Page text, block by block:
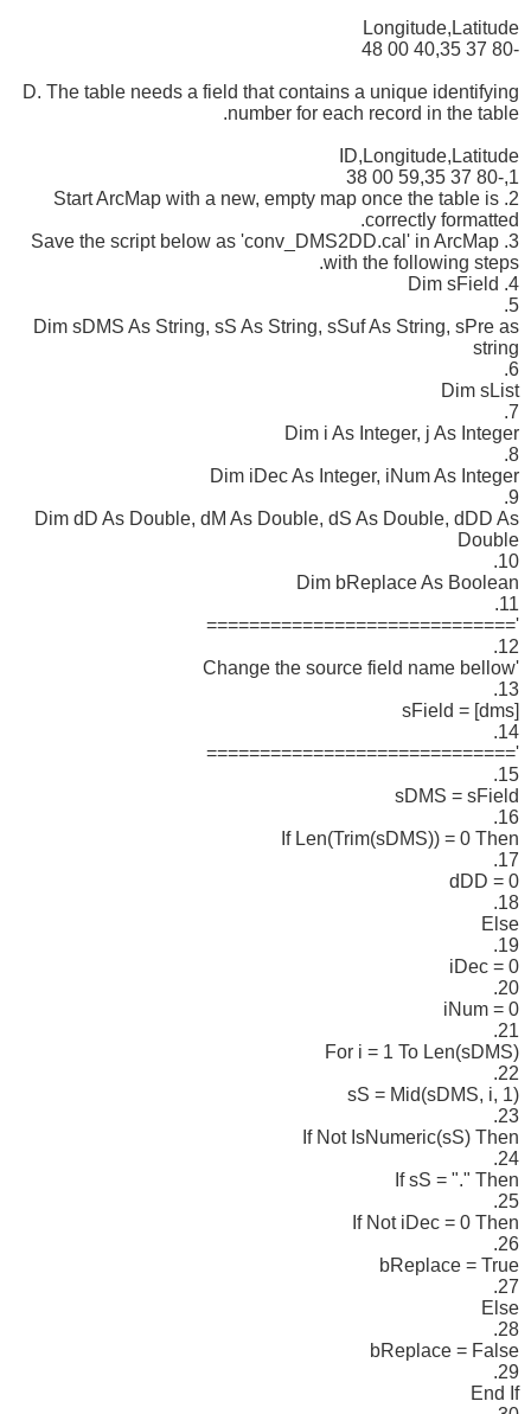
Longitude,Latitude
-80 37 40,35 00 48
D. The table needs a field that contains a unique identifying
number for each record in the table.
ID,Longitude,Latitude
1,-80 37 59,35 00 38
2. Start ArcMap with a new, empty map once the table is
correctly formatted.
3. Save the script below as 'conv_DMS2DD.cal' in ArcMap
with the following steps.
4. Dim sField
5.
Dim sDMS As String, sS As String, sSuf As String, sPre as
string
6.
Dim sList
7.
Dim i As Integer, j As Integer
8.
Dim iDec As Integer, iNum As Integer
9.
Dim dD As Double, dM As Double, dS As Double, dDD As
Double
10.
Dim bReplace As Boolean
11.
'=============================
12.
'Change the source field name bellow
13.
sField = [dms]
14.
'=============================
15.
sDMS = sField
16.
If Len(Trim(sDMS)) = 0 Then
17.
dDD = 0
18.
Else
19.
iDec = 0
20.
iNum = 0
21.
For i = 1 To Len(sDMS)
22.
sS = Mid(sDMS, i, 1)
23.
If Not IsNumeric(sS) Then
24.
If sS = "." Then
25.
If Not iDec = 0 Then
26.
bReplace = True
27.
Else
28.
bReplace = False
29.
End If